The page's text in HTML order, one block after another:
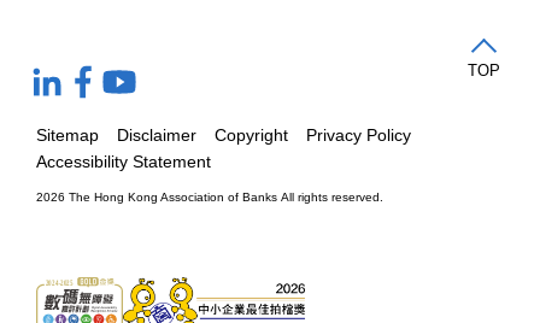
Sitemap Disclaimer Copyright
Privacy Policy
Accessibility Statement
2026 The Hong Kong Association of Banks All rights reserved.
TOP